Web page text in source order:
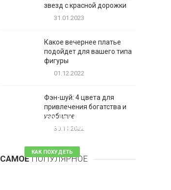
звезд с красной дорожки
31.01.2023
Какое вечернее платье
подойдет для вашего типа
фигуры
01.12.2022
Фэн-шуй: 4 цвета для
привлечения богатства и
изобилие
30.11.2022
САМОЕПОПУЛЯРНОЕ
Таблетки для похудения -
обзор эффективных и
КАК ПОХУДЕТЬ
81 комментарий